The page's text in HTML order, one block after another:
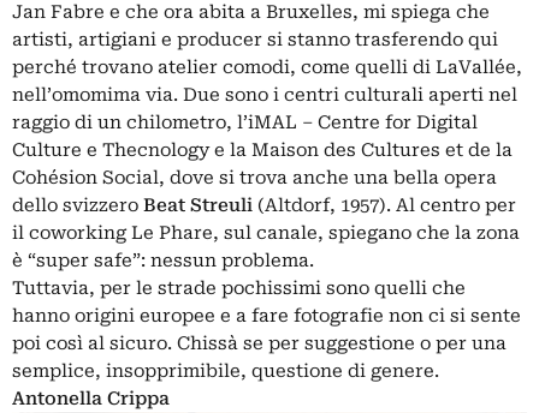
Jan Fabre e che ora abita a Bruxelles, mi spiega che
artisti, artigiani e producer si stanno trasferendo qui
perché trovano atelier comodi, come quelli di LaVallée,
nell’omomima via. Due sono i centri culturali aperti nel
raggio di un chilometro, l’iMAL – Centre for Digital
Culture e Thecnology e la Maison des Cultures et de la
Cohésion Social, dove si trova anche una bella opera
dello svizzero Beat Streuli (Altdorf, 1957). Al centro per
il coworking Le Phare, sul canale, spiegano che la zona
è “super safe”: nessun problema.
Tuttavia, per le strade pochissimi sono quelli che
hanno origini europee e a fare fotografie non ci si sente
poi così al sicuro. Chissà se per suggestione o per una
semplice, insopprimibile, questione di genere.
Antonella Crippa